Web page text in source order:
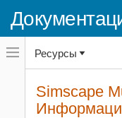
Переключатель
навигационного
меню
переключатель
навигационного
Информация о релизах
Simscape Multibody
Ресурсы
Simscape